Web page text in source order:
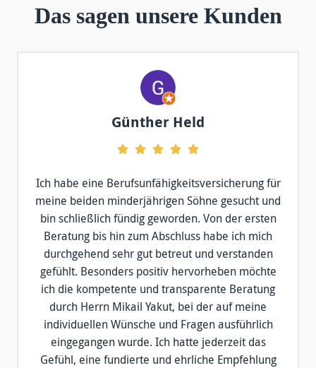
Das sagen unsere Kunden
Günther Held
Ich habe eine Berufsunfähigkeitsversicherung für
meine beiden minderjährigen Söhne gesucht und
bin schließlich fündig geworden. Von der ersten
Beratung bis hin zum Abschluss habe ich mich
durchgehend sehr gut betreut und verstanden
gefühlt. Besonders positiv hervorheben möchte
ich die kompetente und transparente Beratung
durch Herrn Mikail Yakut, bei der auf meine
individuellen Wünsche und Fragen ausführlich
eingegangen wurde. Ich hatte jederzeit das
Gefühl, eine fundierte und ehrliche Empfehlung